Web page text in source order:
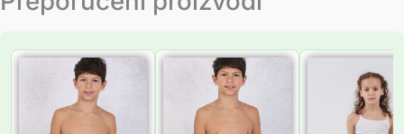
Распон
цена:
од
359.00 рсд
до
419.00 рсд
Распон
цена:
од
271.00 рсд
до
313.00 рсд
Распон
од
199.00
до
233.00